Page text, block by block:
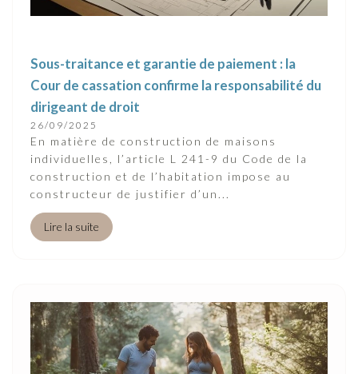
Sous-traitance et garantie de paiement : la
Cour de cassation confirme la responsabilité du
dirigeant de droit
26/09/2025
En matière de construction de maisons
individuelles, l’article L 241-9 du Code de la
construction et de l’habitation impose au
constructeur de justifier d’un...
Lire la suite